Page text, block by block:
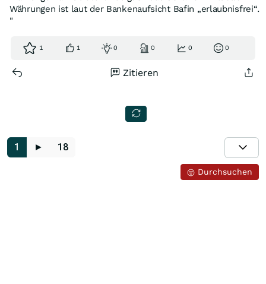
Währungen ist laut der Bankenaufsicht Bafin „erlaubnisfrei“.
"
1 1 0 0 0 0
Zitieren
1 ► 18
Durchsuchen